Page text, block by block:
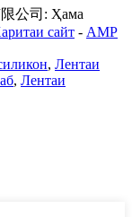
公司: Ҳама
сайт - AMP
, Лентаи
, Лентаи